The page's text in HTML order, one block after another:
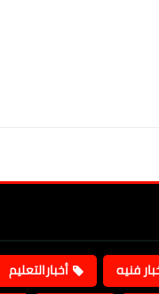
فنيه أخبارالتعليم